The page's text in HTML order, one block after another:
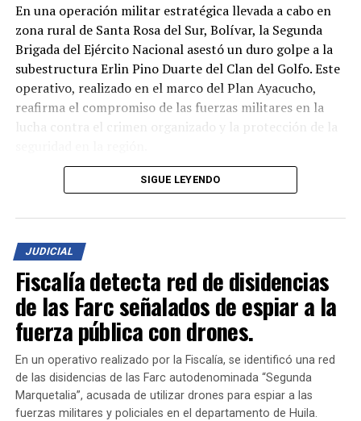
En una operación militar estratégica llevada a cabo en
zona rural de Santa Rosa del Sur, Bolívar, la Segunda
Brigada del Ejército Nacional asestó un duro golpe a la
subestructura Erlin Pino Duarte del Clan del Golfo. Este
operativo, realizado en el marco del Plan Ayacucho,
reafirma el compromiso de las fuerzas militares en la
lucha contra el crimen organizado y la protección de la
El combate dejó como saldo la muerte de dos
más, y la incautación de un importante arsenal que
incluye cuatro fusiles, una pistola, dos revólveres y
diversos elementos de intendencia utilizados en
actividades delictivas.
Este logro representa un paso firme en el esfuerzo por
debilitar las estructuras criminales que afectan la
tranquilidad de las comunidades en Bolívar y en todo el
país. El Ejército Nacional continúa trabajando para
garantizar la seguridad de los ciudadanos y combatir el
accionar de grupos al margen de la ley.
SIGUE LEYENDO
JUDICIAL
Fiscalía detecta red de disidencias
de las Farc señalados de espiar a la
fuerza pública con drones.
En un operativo realizado por la Fiscalía, se identificó una red
de las disidencias de las Farc autodenominada “Segunda
Marquetalia”, acusada de utilizar drones para espiar a las
fuerzas militares y policiales en el departamento de Huila.